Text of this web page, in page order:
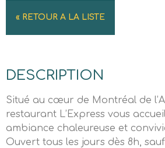
« RETOUR A LA LISTE
DESCRIPTION
Situé au cœur de Montréal de
restaurant L’Express vous
ambiance chaleureuse et
Ouvert tous les jours dès 8h,